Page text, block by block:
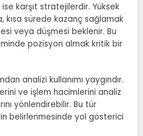
karşıt stratejilerdir. Yüksek
kısa sürede kazanç sağlamak
veya düşmesi beklenir. Bu
pozisyon almak kritik bir
analizi kullanımı yaygındır.
ve işlem hacimlerini analiz
yönlendirebilir. Bu tür
belirlenmesinde yol gösterici